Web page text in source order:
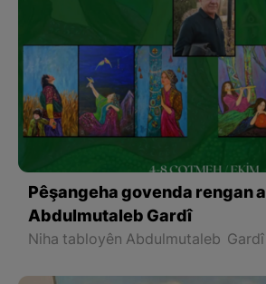
Pêşangeha govenda rengan a
Abdulmutaleb Gardî